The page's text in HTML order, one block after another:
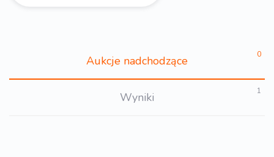
Aukcje nadchodzące 0
Wyniki 1